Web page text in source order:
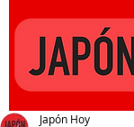
Japón Hoy